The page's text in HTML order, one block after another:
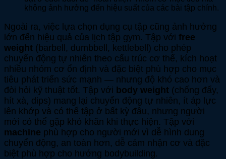
không ảnh hưởng đến hiệu suất của các bài tập chính.
Ngoài ra, việc lựa chọn dụng cụ tập cũng ảnh hưởng
lớn đến hiệu quả của lịch tập gym. Tập với free
weight (barbell, dumbbell, kettlebell) cho phép
chuyển động tự nhiên theo cấu trúc cơ thể, kích hoạt
nhiều nhóm cơ ổn định và đặc biệt phù hợp cho mục
tiêu phát triển sức mạnh — nhưng độ khó cao hơn và
đòi hỏi kỹ thuật tốt. Tập với body weight (chống đẩy,
hít xà, dips) mang lại chuyển động tự nhiên, ít áp lực
lên khớp và có thể tập ở bất kỳ đâu, nhưng người
mới có thể gặp khó khăn khi thực hiện. Tập với
machine phù hợp cho người mới vì dễ hình dung
chuyển động, an toàn hơn, dễ cảm nhận cơ và đặc
biệt phù hợp cho hướng bodybuilding.